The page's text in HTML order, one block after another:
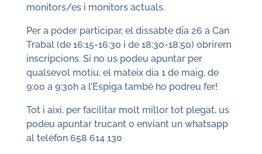
monitors/es i monitors actuals.
Per a poder participar, el dissabte dia 26 a Can
Trabal (de 16:15-16:30 i de 18:30-18:50) obrirem
inscripcions. Si no us podeu apuntar per
qualsevol motiu, el mateix dia 1 de maig, de
9:00 a 9:30h a l’Espiga també ho podreu fer!
Tot i així, per facilitar molt millor tot plegat, us
podeu apuntar trucant o enviant un whatsapp
al telèfon 658 614 130